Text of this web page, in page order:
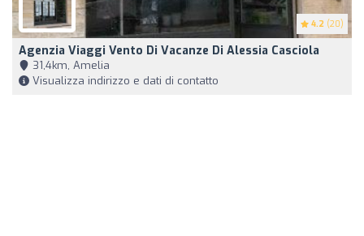
4.2 (20)
Agenzia Viaggi Vento Di Vacanze Di Alessia Casciola
31,4km, Amelia
Visualizza indirizzo e dati di contatto